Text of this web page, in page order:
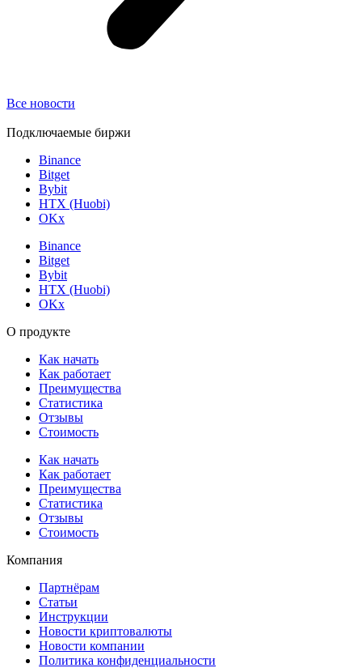
Все новости
Подключаемые биржи
Binance
Bitget
Bybit
HTX (Huobi)
OKx
Binance
Bitget
Bybit
HTX (Huobi)
OKx
О продукте
Как начать
Как работает
Преимущества
Статистика
Отзывы
Стоимость
Как начать
Как работает
Преимущества
Статистика
Отзывы
Стоимость
Компания
Партнёрам
Статьи
Инструкции
Новости криптовалюты
Новости компании
Политика конфиденциальности